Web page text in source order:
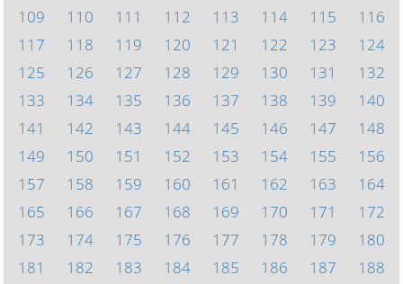
109
110 111 112 113 114 115
116
117
118 119 120 121 122 123
124
125
126 127 128 129 130 131
132
133
134 135 136 137 138 139
140
141
142 143 144 145 146 147
148
149
150 151 152 153 154 155
156
157
158 159 160 161 162 163
164
165
166 167 168 169 170 171
172
173
174 175 176 177 178 179
180
181
182 183 184 185 186 187
188